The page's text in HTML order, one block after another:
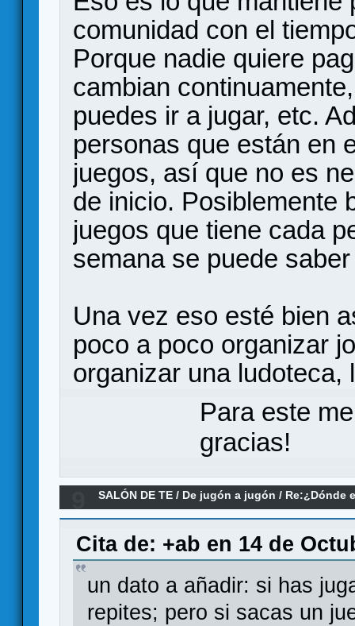
comunidad con el
Porque nadie quiere
cambian
puedes ir a jugar, etc.
personas que están en
juegos, así que no es
de inicio. Posiblemente
juegos que tiene cada
semana se puede
Una vez eso esté bien
poco a poco organizar
organizar una ludoteca,
Para este
gracias!
SALÓN DE TE / De jugón a jugón / Re:¿Dónde
Cita de: +ab en 14 de
un dato a añadir: si has
repites; pero si sacas un